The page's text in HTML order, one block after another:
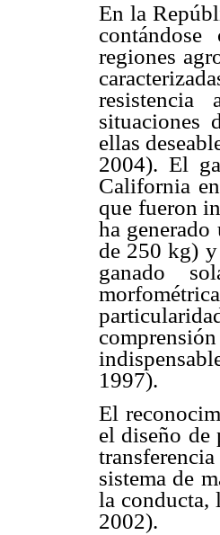
En la
regiones
resistencia
situaciones
ellas
2004). El
California
que fueron
ha
de 250 kg) y
ganado
1997).
El
el diseño de
sistema de
la conducta,
2002).